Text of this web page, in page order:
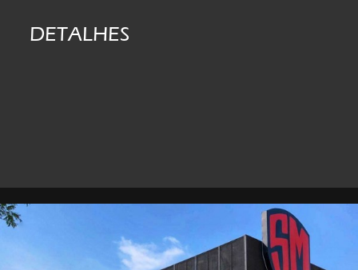
DETALHES